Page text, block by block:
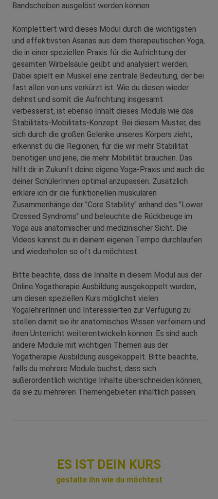
Bandscheiben ausgelöst werden können.
Komplettiert wird dieses Modul durch die wichtigsten
und effektivsten Asanas aus dem therapeutischen Yoga,
die in einer speziellen Praxis für die Aufrichtung der
gesamten Wirbelsäule geübt und analysiert werden.
Dabei spielt ein Muskel eine zentrale Bedeutung, der bei
fast allen von uns verkürzt ist. Wie du diesen wieder
dehnst und somit die Aufrichtung insgesamt
verbesserst, ist ebenso Inhalt dieses Moduls wie das
Stabilitäts-Mobilitäts-Konzept. Bei diesem Muster, das
sich durch die großen Gelenke unseres Körpers zieht,
erkennst du die Regionen, für die wir mehr Stabilität
benötigen und jene, die mehr Mobilität brauchen. Das
hilft dir in Zukunft deine eigene Yoga-Praxis und auch die
deiner SchülerInnen optimal anzupassen. Zusätzlich
erkläre ich dir die funktionellen muskulären
Zusammenhänge der "Core Stability" anhand des "Lower
Crossed Syndroms" und beleuchte die Rückbeuge im
Yoga aus anatomischer und medizinischer Sicht. Die
Videos kannst du in deinem eigenen Tempo durchlaufen
und wiederholen so oft du möchtest.
Bitte beachte, dass die Inhalte in diesem Modul aus der
Online Yogatherapie Ausbildung ausgekoppelt wurden,
um diesen speziellen Kurs möglichst vielen
YogalehrerInnen und Interessierten zur Verfügung zu
stellen damit sie ihr anatomisches Wissen verfeinern und
ihren Unterricht weiterentwickeln können. Es sind auch
andere Module mit wichtigen Themen aus der
Yogatherapie Ausbildung ausgekoppelt. Bitte beachte,
falls du mehrere Module buchst, dass sich
außerordentlich wichtige Inhalte überschneiden können,
da sie zu mehreren Themengebieten inhaltlich passen.
ES IST DEIN KURS
gestalte ihn wie du möchtest